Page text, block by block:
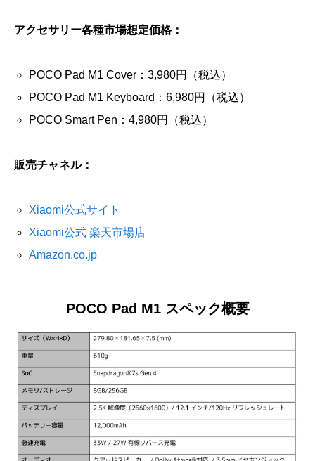
アクセサリー各種市場想定価格：
POCO Pad M1 Cover：3,980円（税込）
POCO Pad M1 Keyboard：6,980円（税込）
POCO Smart Pen：4,980円（税込）
販売チャネル：
Xiaomi公式サイト
Xiaomi公式 楽天市場店
Amazon.co.jp
POCO Pad M1 スペック概要